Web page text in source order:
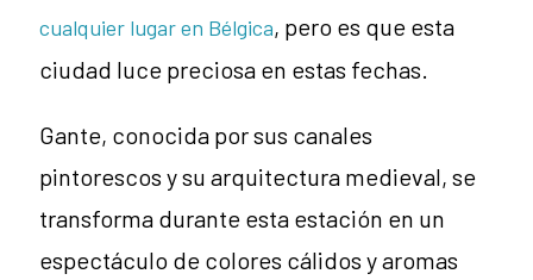
cualquier lugar en Bélgica, pero es que esta
ciudad luce preciosa en estas fechas.
Gante, conocida por sus canales
pintorescos y su arquitectura medieval, se
transforma durante esta estación en un
espectáculo de colores cálidos y aromas